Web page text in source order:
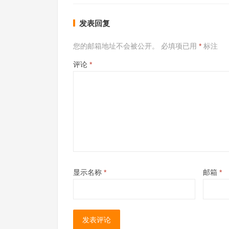
发表回复
您的邮箱地址不会被公开。 必填项已用 * 标注
评论 *
显示名称 * 邮箱 *